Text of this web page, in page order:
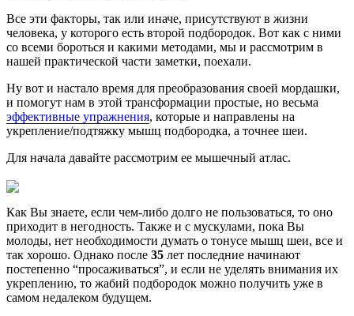
Все эти факторы, так или иначе, присутствуют в жизни
человека, у которого есть второй подбородок. Вот как с ними
со всеми бороться и какими методами, мы и рассмотрим в
нашей практической части заметки, поехали.
Ну вот и настало время для преобразования своей мордашки,
и помогут нам в этой трансформации простые, но весьма
эффективные упражнения, которые и направлены на
укрепление/подтяжку мышц подбородка, а точнее шеи.
Для начала давайте рассмотрим ее мышечный атлас.
Как Вы знаете, если чем-либо долго не пользоваться, то оно
приходит в негодность. Также и с мускулами, пока Вы
молоды, нет необходимости думать о тонусе мышц шеи, все и
так хорошо. Однако после 35 лет последние начинают
постепенно “просаживаться”, и если не уделять внимания их
укреплению, то жабий подбородок можно получить уже в
самом недалеком будущем.